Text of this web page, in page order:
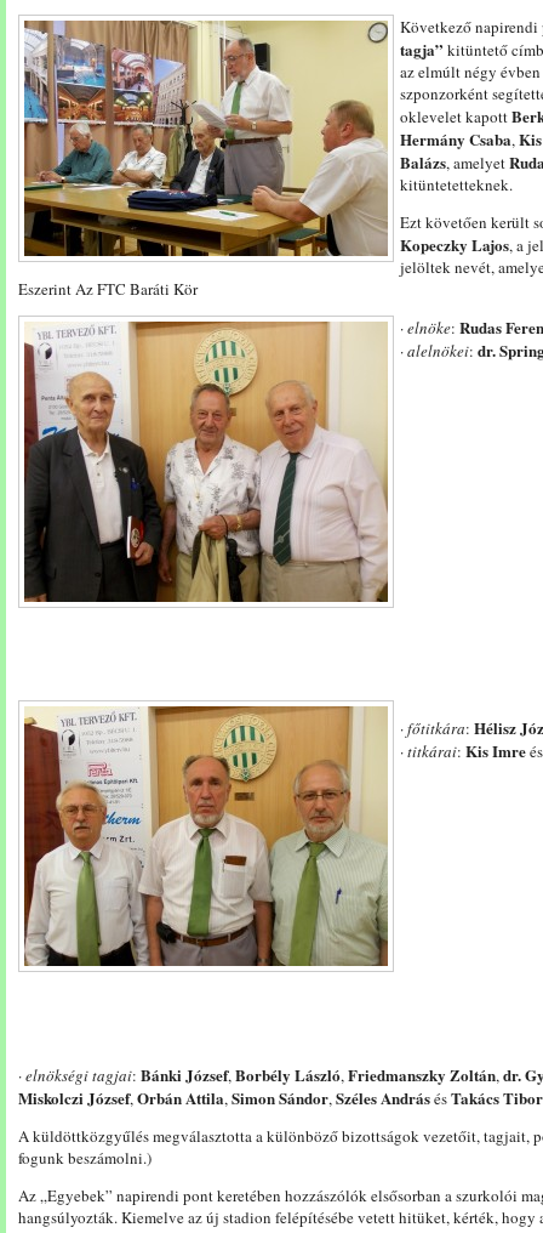
Következő
tagja” kitüntető
az elmúlt négy
szponzorként
oklevelet kapott
Hermány Csaba,
Balázs, amelyet
kitüntetetteknek.
Ezt követően került
Kopeczky Lajos, a
jelöltek nevét,
Eszerint Az FTC Baráti Kör
·elnöke: Rudas
·alelnökei: dr.
·főtitkára: Hélisz
·titkárai: Kis Imre
·elnökségi tagjai: Bánki József,Borbély László,Friedmanszky Zoltán,dr.
Miskolczi József,Orbán Attila,Simon Sándor,Széles AndrásésTakács Tibor
A küldöttközgyűlés megválasztotta a különböző bizottságok vezetőit, tagjait,
fogunk beszámolni.)
Az „Egyebek” napirendi pont keretében hozzászólók elsősorban a szurkolói
hangsúlyozták. Kiemelve az új stadion felépítésébe vetett hitüket, kérték, hogy